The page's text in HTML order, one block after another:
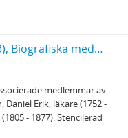
Ekvall, Sven, med dr (1890 - 1973), Biografiska meddelanden 1972 om två associerade medlemmar av Kungliga musikaliska akademien
medlemmar av
Erik, läkare (1752 -
- 1877). Stencilerad